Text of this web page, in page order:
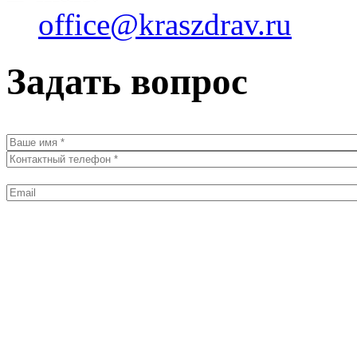
office@kraszdrav.ru
Задать вопрос